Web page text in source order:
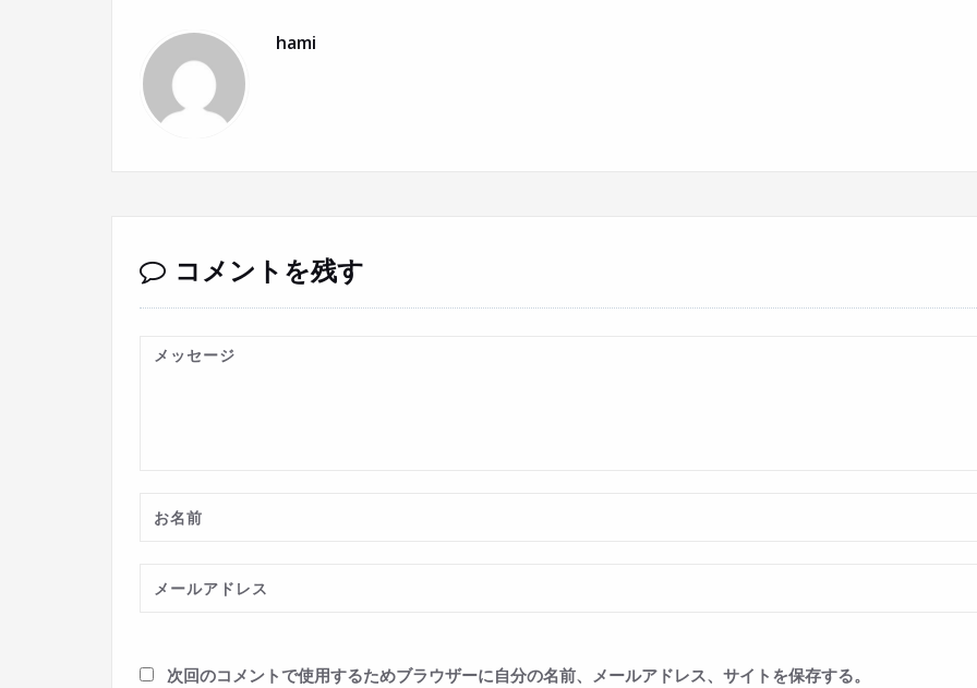
hami
コメントを残す
次回のコメントで使用するためブラウザーに自分の名前、メールアドレス、サイトを保存する。